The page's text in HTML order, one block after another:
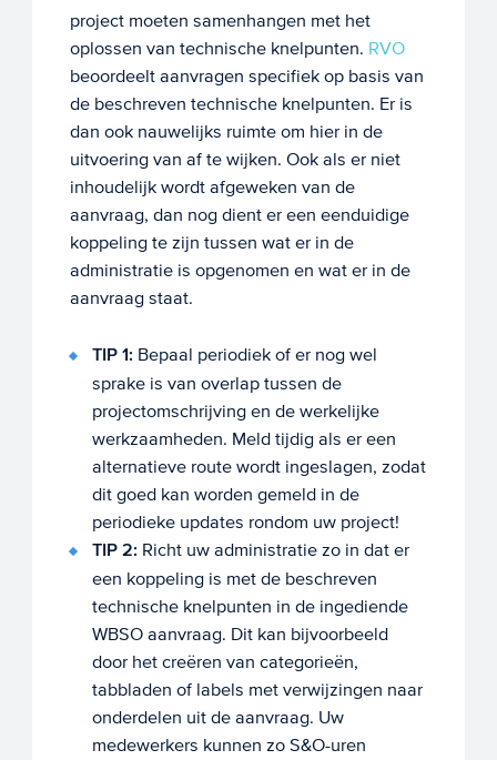
project moeten samenhangen met het
oplossen van technische knelpunten. RVO
beoordeelt aanvragen specifiek op basis van
de beschreven technische knelpunten. Er is
dan ook nauwelijks ruimte om hier in de
uitvoering van af te wijken. Ook als er niet
inhoudelijk wordt afgeweken van de
aanvraag, dan nog dient er een eenduidige
koppeling te zijn tussen wat er in de
administratie is opgenomen en wat er in de
aanvraag staat.
TIP 1: Bepaal periodiek of er nog wel
sprake is van overlap tussen de
projectomschrijving en de werkelijke
werkzaamheden. Meld tijdig als er een
alternatieve route wordt ingeslagen, zodat
dit goed kan worden gemeld in de
periodieke updates rondom uw project!
TIP 2: Richt uw administratie zo in dat er
een koppeling is met de beschreven
technische knelpunten in de ingediende
WBSO aanvraag. Dit kan bijvoorbeeld
door het creëren van categorieën,
tabbladen of labels met verwijzingen naar
onderdelen uit de aanvraag. Uw
medewerkers kunnen zo S&O-uren